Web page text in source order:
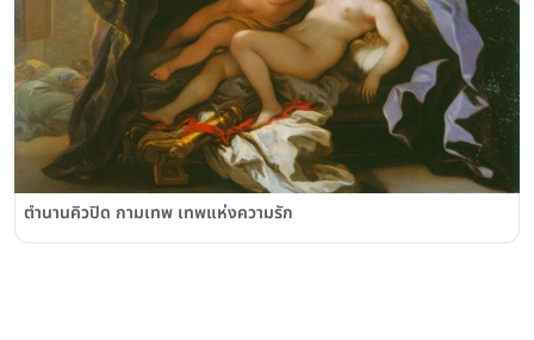
ตำนานคิวปิด กามเทพ เทพแห่งความรัก